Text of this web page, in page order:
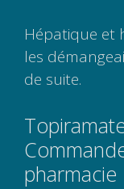
Hépatique et
les
de suite.
pharmacie